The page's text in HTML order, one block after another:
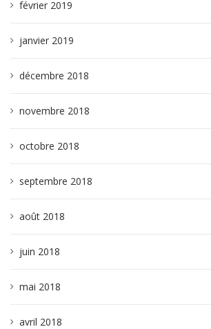
février 2019
janvier 2019
décembre 2018
novembre 2018
octobre 2018
septembre 2018
août 2018
juin 2018
mai 2018
avril 2018